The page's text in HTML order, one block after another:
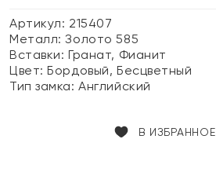
Артикул: 215407
Металл:Золото 585
Вставки:Гранат, Фианит
Цвет:Бордовый, Бесцветный
Тип замка:Английский
В ИЗБРАННОЕ